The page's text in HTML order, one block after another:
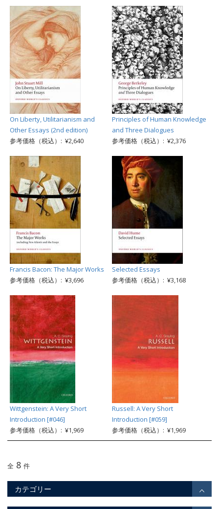
On Liberty, Utilitarianism and
Other Essays (2nd edition)
参考価格（税込）: ¥2,640
Principles of Human Knowledge
and Three Dialogues
参考価格（税込）: ¥2,376
Francis Bacon: The Major Works
参考価格（税込）: ¥3,696
Selected Essays
参考価格（税込）: ¥3,168
Wittgenstein: A Very Short
Introduction [#046]
参考価格（税込）: ¥1,969
Russell: A Very Short
Introduction [#059]
参考価格（税込）: ¥1,969
全 8 件
カテゴリー